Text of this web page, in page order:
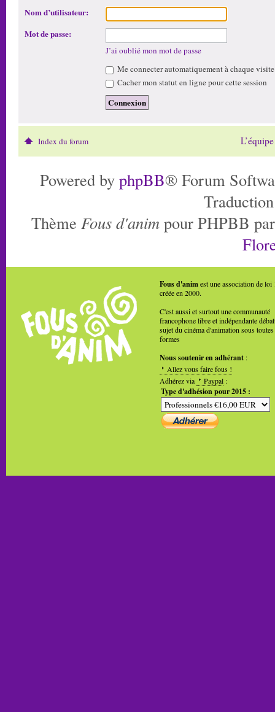
Nom d’utilisateur:
Mot de passe:
J’ai oublié mon mot de passe
Me connecter automatiquement à chaque visite
Cacher mon statut en ligne pour cette session
Index du forum
Powered by phpBB® Forum
Thème Fous d'anim pour PHPBB
Fous d'animest une association de loi
créée en 2000.
C'est aussi et surtout une communauté
francophone libre et indépendante
sujet du cinéma d'animation sous toutes
formes
Nous soutenir en adhérant :
Allez vous faire fous !
Adhérez via
Paypal :
Type d'adhésion pour 2015 :